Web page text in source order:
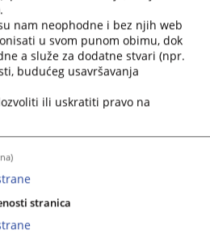
nam neophodne i bez njih web
u svom punom obimu, dok
a služe za dodatne stvari (npr.
budućeg usavršavanja
ili uskratiti pravo na
stranica